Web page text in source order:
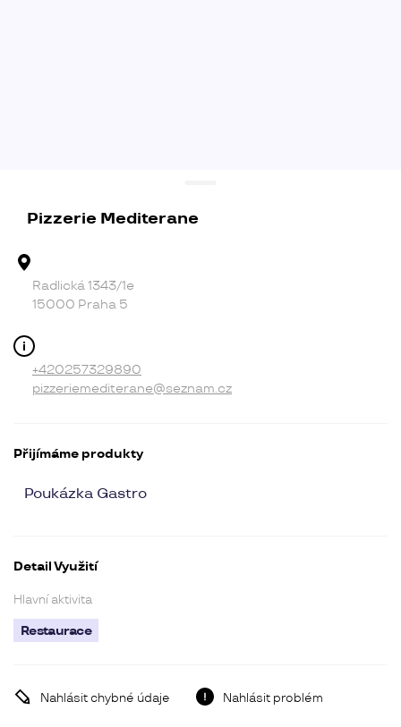
Pizzerie Mediterane
Radlická 1343/1e
15000 Praha 5
+420257329890
pizzeriemediterane@seznam.cz
Přijímáme produkty
Poukázka Gastro
Detail Využití
Hlavní aktivita
Restaurace
Nahlásit chybné údaje Nahlásit problém